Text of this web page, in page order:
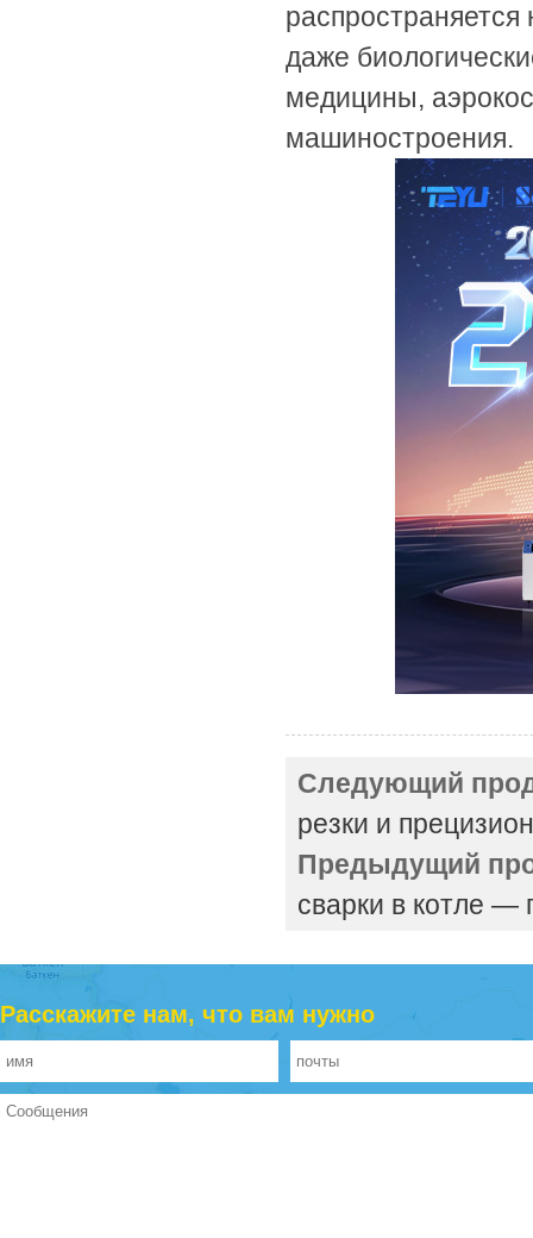
даже
медицины,
машиностроения.
Следующий
резки и
Предыдущий
сварки в котле
Расскажите нам, что вам нужно